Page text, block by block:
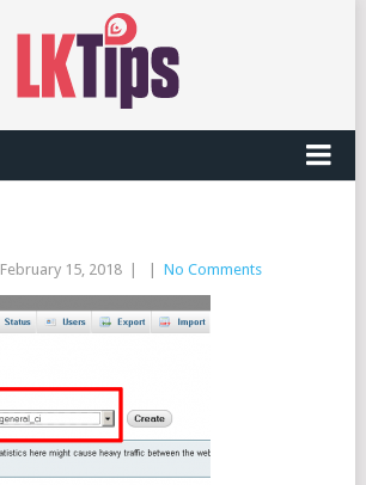
February 15, 2018 No Comments